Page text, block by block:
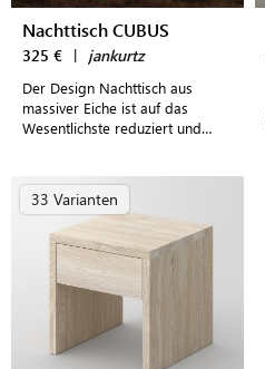
Nachttisch CUBUS
325 € | jankurtz
Der Design Nachttisch aus
massiver Eiche ist auf das
Wesentlichste reduziert und
33 Varianten